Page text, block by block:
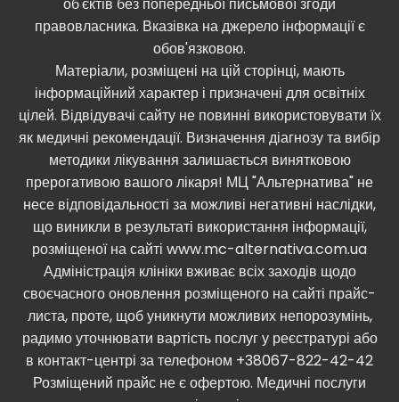
правовласника. Вказівка ​​на джерело інформації є
обов'язковою.
Матеріали, розміщені на цій сторінці, мають
інформаційний характер і призначені для освітніх
цілей. Відвідувачі сайту не повинні використовувати їх
як медичні рекомендації. Визначення діагнозу та вибір
методики лікування залишається винятковою
прерогативою вашого лікаря! МЦ "Альтернатива" не
несе відповідальності за можливі негативні наслідки,
що виникли в результаті використання інформації,
розміщеної на сайті www.mc-alternativa.com.ua
Адміністрація клініки вживає всіх заходів щодо
своєчасного оновлення розміщеного на сайті прайс-
листа, проте, щоб уникнути можливих непорозумінь,
радимо уточнювати вартість послуг у реєстратурі або
в контакт-центрі за телефоном +38067-822-42-42
Розміщений прайс не є офертою. Медичні послуги